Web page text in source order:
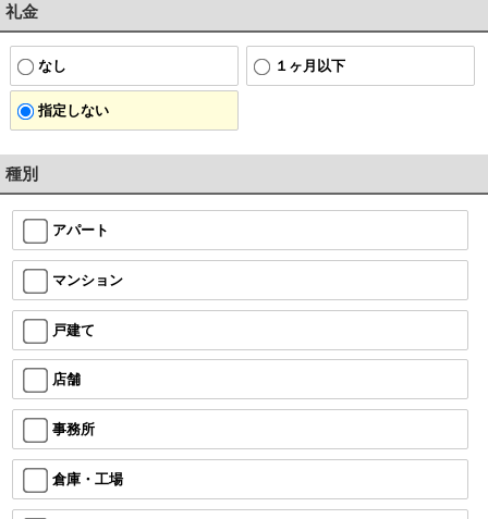
礼金
なし １ヶ月以下
指定しない
種別
アパート
マンション
戸建て
店舗
事務所
倉庫・工場